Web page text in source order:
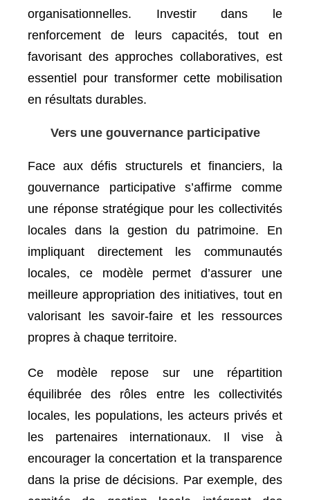
organisationnelles. Investir dans le
renforcement de leurs capacités, tout en
favorisant des approches collaboratives, est
essentiel pour transformer cette mobilisation
en résultats durables.
Vers une gouvernance participative
Face aux défis structurels et financiers, la
gouvernance participative s’affirme comme
une réponse stratégique pour les collectivités
locales dans la gestion du patrimoine. En
impliquant directement les communautés
locales, ce modèle permet d’assurer une
meilleure appropriation des initiatives, tout en
valorisant les savoir-faire et les ressources
propres à chaque territoire.
Ce modèle repose sur une répartition
équilibrée des rôles entre les collectivités
locales, les populations, les acteurs privés et
les partenaires internationaux. Il vise à
encourager la concertation et la transparence
dans la prise de décisions. Par exemple, des